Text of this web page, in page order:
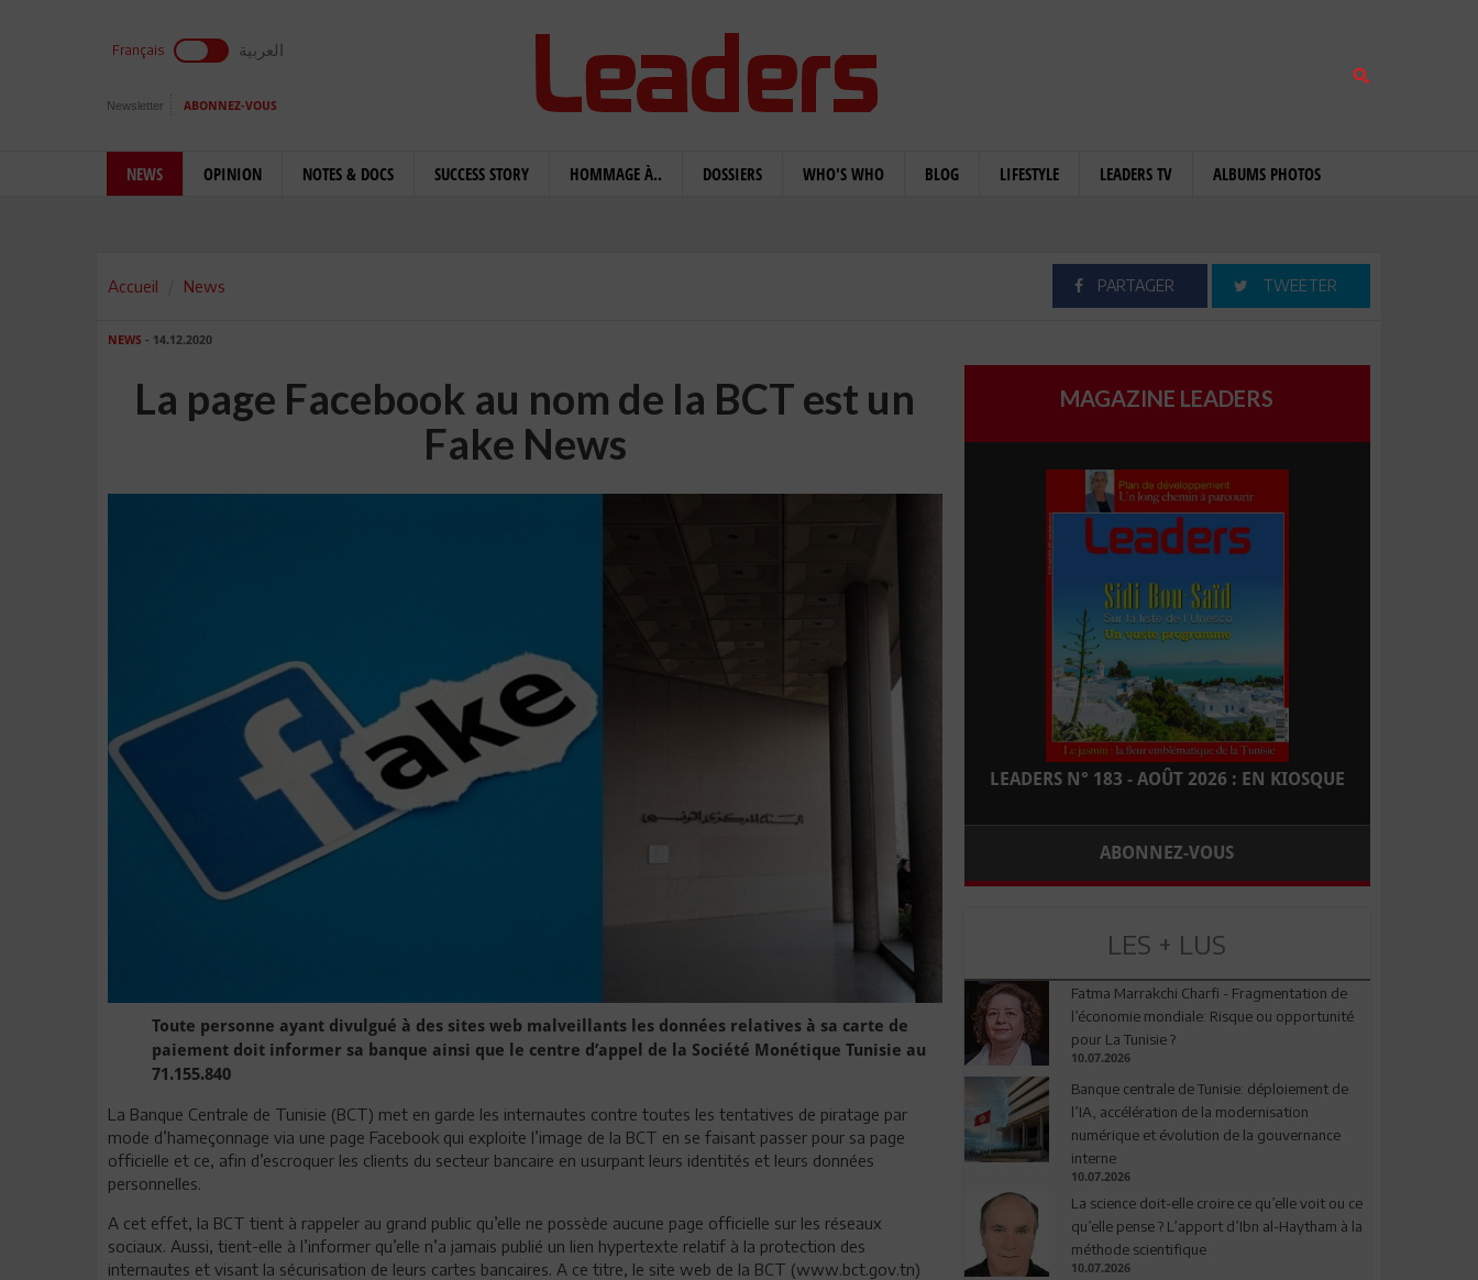
Français العربية
Newsletter ABONNEZ-VOUS
NEWS OPINION NOTES & DOCS SUCCESS STORY HOMMAGE À.. DOSSIERS WHO'S WHO BLOG LIFESTYLE LEADERS TV ALBUMS PHOTOS
Accueil News PARTAGER TWEETER
NEWS - 14.12.2020
La page Facebook au nom de la BCT est un
Fake News
Toute personne ayant divulgué à des sites web malveillants les données relatives à sa carte de
paiement doit informer sa banque ainsi que le centre d’appel de la Société Monétique Tunisie au
71.155.840
La Banque Centrale de Tunisie (BCT) met en garde les internautes contre toutes les tentatives de piratage par
mode d’hameçonnage via une page Facebook qui exploite l’image de la BCT en se faisant passer pour sa page
officielle et ce, afin d’escroquer les clients du secteur bancaire en usurpant leurs identités et leurs données
personnelles.
A cet effet, la BCT tient à rappeler au grand public qu’elle ne possède aucune page officielle sur les réseaux
sociaux. Aussi, tient-elle à l’informer qu’elle n’a jamais publié un lien hypertexte relatif à la protection des
internautes et visant la sécurisation de leurs cartes bancaires. A ce titre, le site web de la BCT (www.bct.gov.tn)
MAGAZINE LEADERS
LEADERS N° 183 - AOÛT 2026 : EN KIOSQUE
ABONNEZ-VOUS
LES + LUS
Fatma Marrakchi Charfi - Fragmentation de
l’économie mondiale: Risque ou opportunité
pour La Tunisie ?
10.07.2026
Banque centrale de Tunisie: déploiement de
l’IA, accélération de la modernisation
numérique et évolution de la gouvernance
interne
10.07.2026
La science doit-elle croire ce qu’elle voit ou ce
qu’elle pense ? L’apport d’Ibn al-Haytham à la
méthode scientifique
10.07.2026